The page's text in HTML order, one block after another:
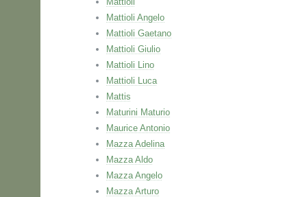
Mattioli Angelo
Mattioli Gaetano
Mattioli Giulio
Mattioli Lino
Mattioli Luca
Mattis
Maturini Maturio
Maurice Antonio
Mazza Adelina
Mazza Aldo
Mazza Angelo
Mazza Arturo